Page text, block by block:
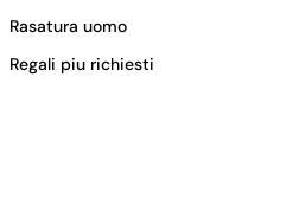
Rasatura uomo
Regali piu richiesti